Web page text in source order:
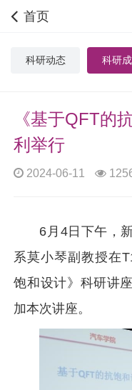
首页
科研动态 科研
《基于QFT的
利举行
2024-06-11
6月4日下午，
系莫小琴副教授在
饱和设计》科研讲
加本次讲座。